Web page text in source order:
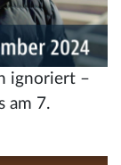
ignoriert –
am 7.